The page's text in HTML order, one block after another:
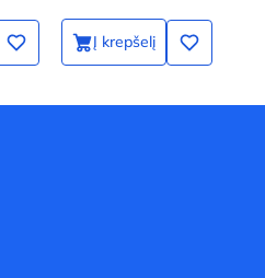
Į krepšelį